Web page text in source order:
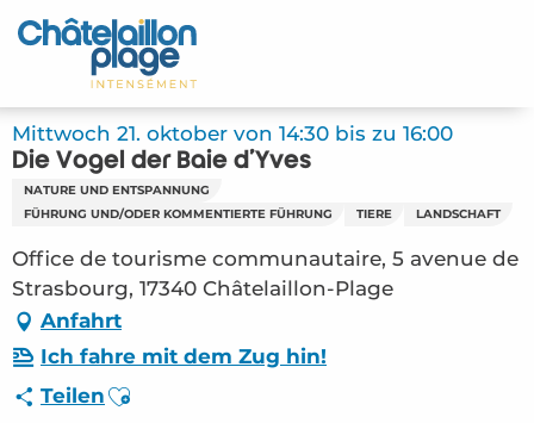
Aller
au
principal
Startseite - DE
Entdecken Sie
Aktivitäten
Treffpunkt
Ihr Aufenthalt - DE
FMA – Die Vögel der Baie d’Yves (Châtelaillon-
Mittwoch 21. oktober von 14:30 bis zu 16:00
Die Vögel der Baie d'Yves
NATURE UND ENTSPANNUNG
FÜHRUNG UND/ODER KOMMENTIERTE FÜHRUNG
TIERE LANDSCHAFT
Office de tourisme communautaire, 5 avenue de
Strasbourg, 17340 Châtelaillon-Plage
Anfahrt
Ich fahre mit dem Zug hin!
Teilen Ajouter aux favoris